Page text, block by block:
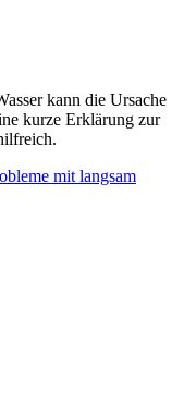
kann die Ursache
kurze Erklärung zur
mit langsam